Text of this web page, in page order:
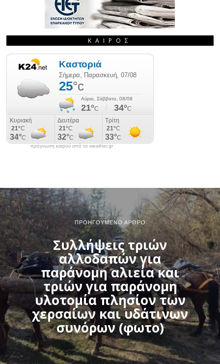
ΚΑΙΡΌΣ
πρόγνωση καιρού από το weather.gr
ΠΡΟΗΓΟΎΜΕΝΟ ΆΡΘΡΟ
Συλλήψεις τριών
αλλοδαπών για
παράνομη αλιεία και
τριών για παράνομη
υλοτομία πλησίον των
χερσαίων και υδάτινων
συνόρων (φωτο)